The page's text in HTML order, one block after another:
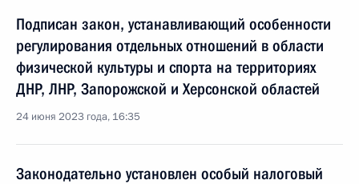
Подписан закон, устанавливающий особенности
регулирования отдельных отношений в области
физической культуры и спорта на территориях
ДНР, ЛНР, Запорожской и Херсонской областей
24 июня 2023 года, 16:35
Законодательно установлен особый налоговый